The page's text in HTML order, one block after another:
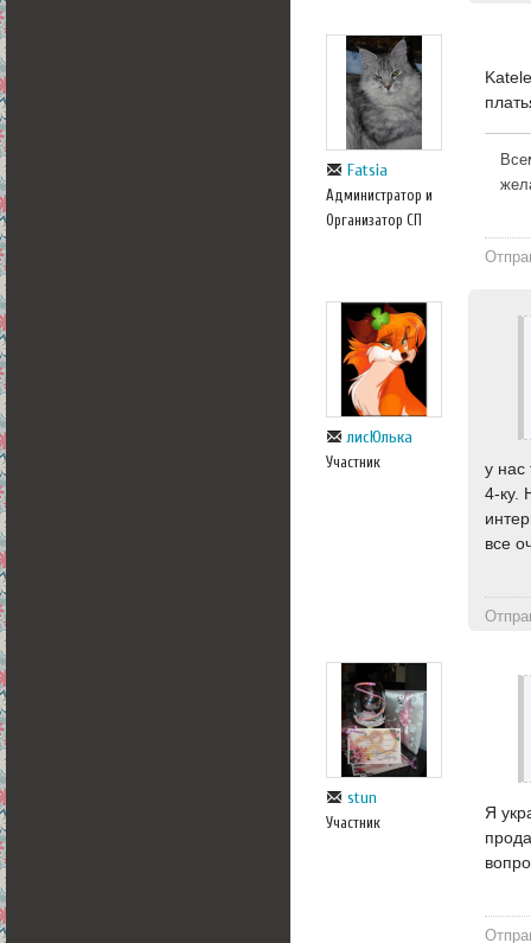
Fatsia
Администратор и
Организатор СП
лисЮлька
Участник
у
4-ку.
все
stun
Участник
Я